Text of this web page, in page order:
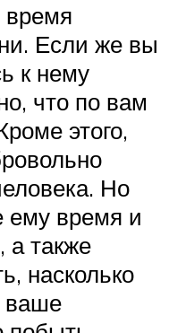
время
Если же вы
к нему
что по вам
этого,
Но
ему время и
а также
насколько
ваше